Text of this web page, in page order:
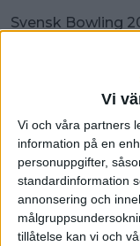
Vi
Vi och våra partners
information på en
personuppgifter,
standardinformation
annonsering och
tillåtelse kan vi och
Svensk Bowling
över tio år, men
för förändringar i
förutsättningar
Här hittar du
långsiktiga